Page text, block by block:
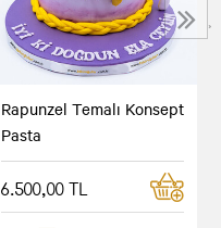
Rapunzel Temalı Konsept
Pasta
6.500,00 TL
›